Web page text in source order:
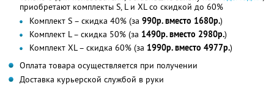
приобретают комплекты S, L и XL со скидкой до 60%
Комплект S – скидка 40% (за 990р. вместо 1680р.)
Комплект L – скидка 50% (за 1490р. вместо 2980р.)
Комплект XL – скидка 60% (за 1990р. вместо 4977р.)
Оплата товара осуществляется при получении
Доставка курьерской службой в руки